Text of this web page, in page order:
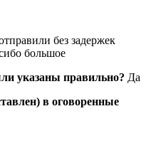
без задержек
большое
указаны правильно? Да
в оговоренные